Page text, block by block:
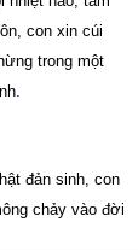
con xin cúi
trong một
.
đản sinh, con
chảy vào đời